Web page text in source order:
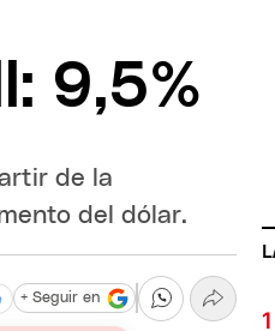
9,5%
de la
del dólar.
+ Seguir en